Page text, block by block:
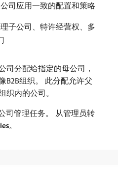
司应用一致的配置和策略
子公司、特许经营权、多
司分配给指定的母公司，
B2B组织。 此分配允许父
织内的公司。
司管理任务。 从管理员转
。